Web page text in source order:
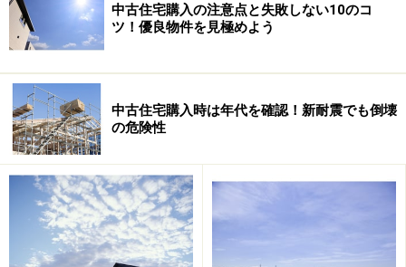
もとの敷地がかなり縦長の場合や、道路に面する間口が
狭すぎる場合にはこれが難しいときもあるのですが、縦
あまり価格差が生じず、販売もしやすいのです。
同様の縦割り（羊羹切り？）は、もともとの敷地が道路
に面して横長であれば、どんどん区画数が増えることに
なります。
中古住宅購入の注意点と失敗しない10のコ
ツ！優良物件を見極めよう
中古住宅購入時は年代を確認！新耐震でも倒壊
の危険性